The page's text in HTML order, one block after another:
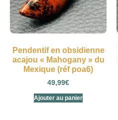
Pendentif en obsidienne
acajou « Mahogany » du
Mexique (réf poa6)
49,99€
Ajouter au panier